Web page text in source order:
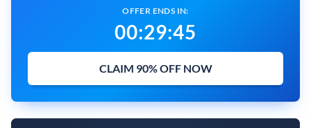
OFFER ENDS IN:
00:29:44
CLAIM 90% OFF NOW